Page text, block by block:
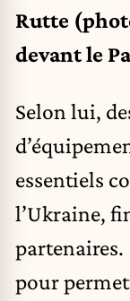
Rutte
devant le
Selon lui,
essentiels
l’Ukraine,
partenaires.
pour